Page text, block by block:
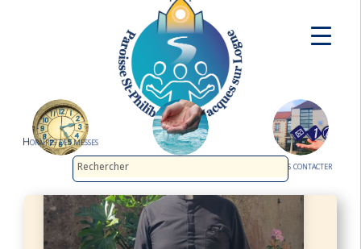
Horaires des messes
Nous contacter